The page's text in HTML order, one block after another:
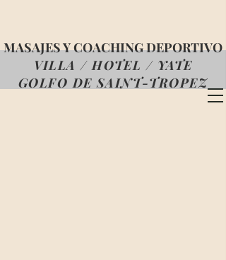
MASAJES Y COACHING DEPORTIVO
VILLA / HOTEL / YATE
GOLFO DE SAINT-TROPEZ